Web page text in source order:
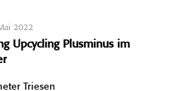
2022
Upcycling Plusminus im
Triesen